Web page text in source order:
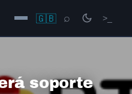
🇬🇧 ⌕ >_
soporte